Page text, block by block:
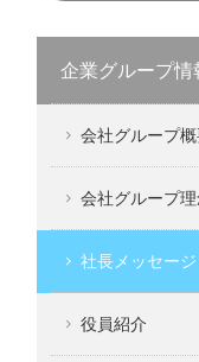
企業グループ情
会社グループ
会社グループ理
社長メッセージ
役員紹介